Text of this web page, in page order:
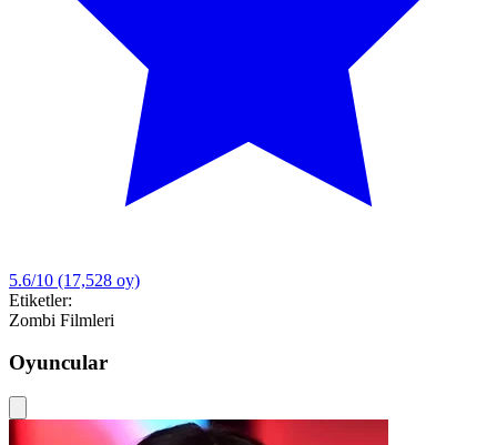
5.6/10 (17,528 oy)
Etiketler:
Zombi Filmleri
Oyuncular